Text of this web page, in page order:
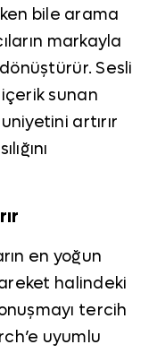
bile arama
markayla
Sesli
sunan
artırır
en yoğun
halindeki
tercih
uyumlu